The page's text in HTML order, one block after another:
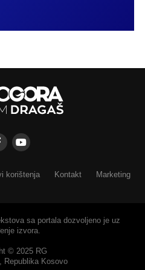
korištenja Kontakt Marketing
sa portala dozvoljeno je uz
izvora.
© 2025 RG
Republika Kosovo